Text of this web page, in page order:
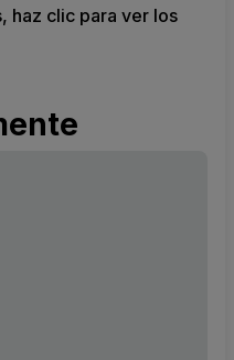
haz clic para ver los